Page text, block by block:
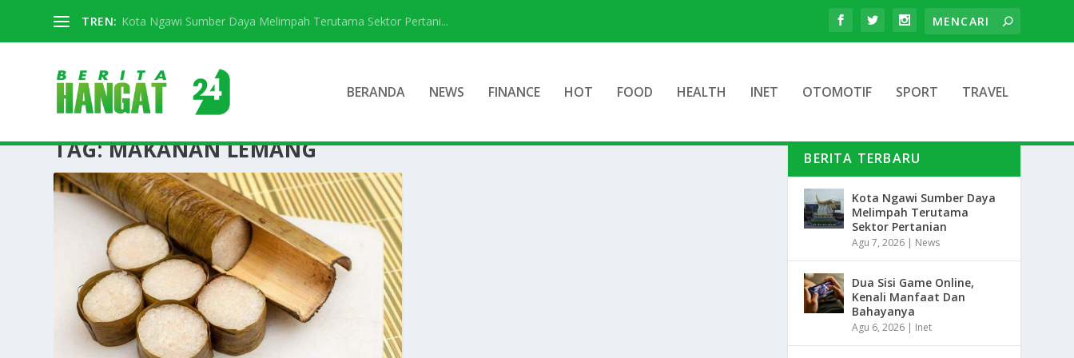
TREN: Kota Ngawi Sumber Daya Melimpah Terutama Sektor Pertani...
BERANDA NEWS FINANCE HOT FOOD HEALTH INET OTOMOTIF SPORT TRAVEL
TAG:MAKANAN LEMANG BERITA TERBARU
Kota Ngawi Sumber Daya
Melimpah Terutama
Sektor Pertanian
Agu 7, 2026 | News
Dua Sisi Game Online,
Kenali Manfaat Dan
Bahayanya
Agu 6, 2026 | Inet